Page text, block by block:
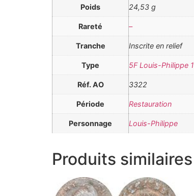
Poids 24,53 g
Rareté –
Tranche Inscrite en relief
Type 5F Louis-Philippe
Réf. AO 3322
Période Restauration
Personnage Louis-Philippe
Produits similaires